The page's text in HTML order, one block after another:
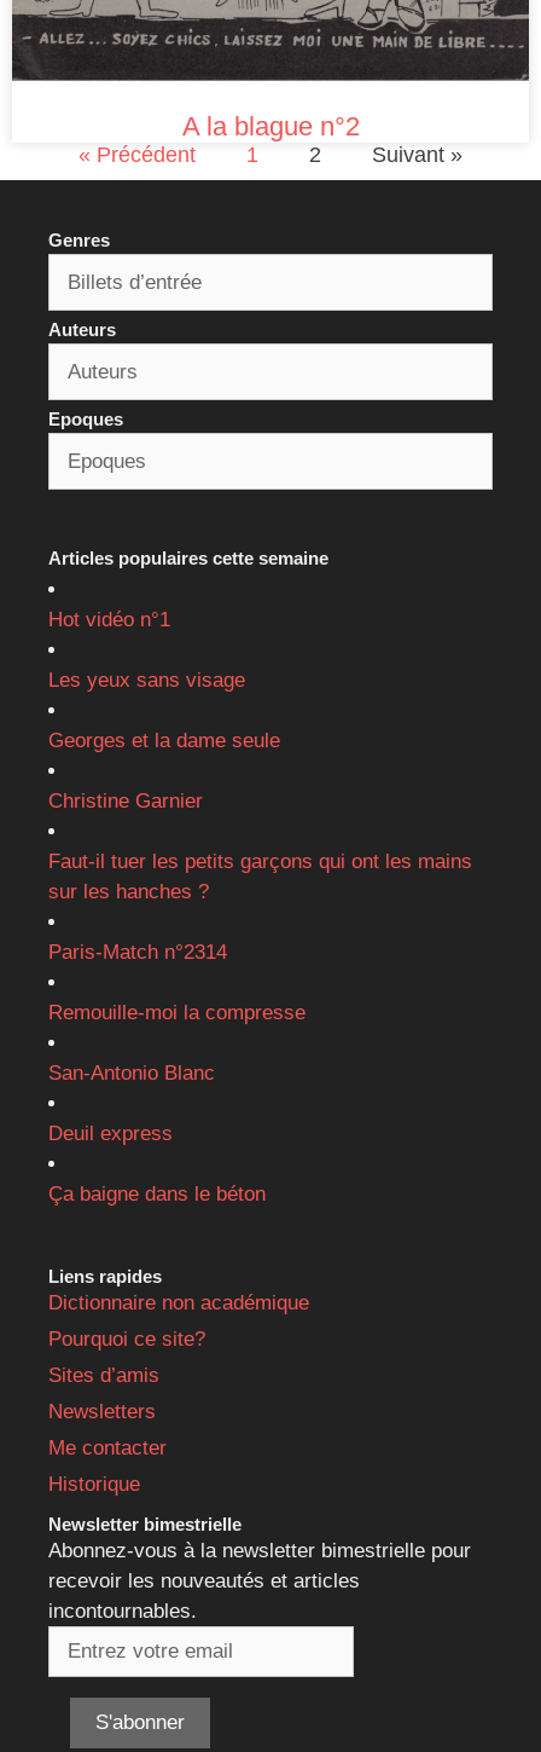
A la blague n°2
« Précédent 1 2 Suivant »
Genres
Auteurs
Epoques
Articles populaires cette semaine
Hot vidéo n°1
Les yeux sans visage
Georges et la dame seule
Christine Garnier
Faut-il tuer les petits garçons qui ont les mains
sur les hanches ?
Paris-Match n°2314
Remouille-moi la compresse
San-Antonio Blanc
Deuil express
Ça baigne dans le béton
Liens rapides
Dictionnaire non académique
Pourquoi ce site?
Sites d’amis
Newsletters
Me contacter
Historique
Newsletter bimestrielle
Abonnez-vous à la newsletter bimestrielle pour
recevoir les nouveautés et articles
incontournables.